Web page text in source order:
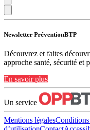
Newsletter PréventionBTP
Découvrez et faites
approche santé, sécurité et
En savoir plus
Un service
Mentions légalesConditions